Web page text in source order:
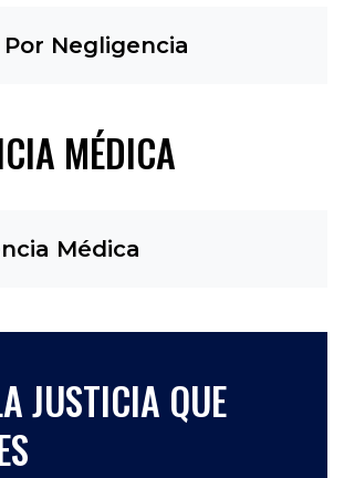
Negligencia
MÉDICA
Médica
JUSTICIA QUE